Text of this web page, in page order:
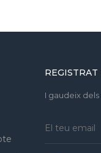
I gaudeix